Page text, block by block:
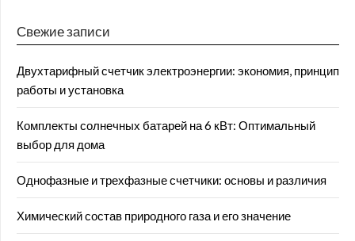
Свежие записи
Двухтарифный счетчик электроэнергии: экономия, принцип
работы и установка
Комплекты солнечных батарей на 6 кВт: Оптимальный
выбор для дома
Однофазные и трехфазные счетчики: основы и различия
Химический состав природного газа и его значение